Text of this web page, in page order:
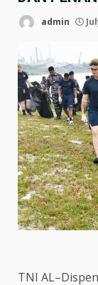
admin
TNI